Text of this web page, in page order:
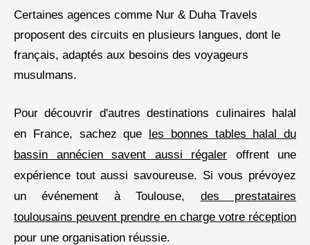
Certaines agences comme Nur & Duha Travels
proposent des circuits en plusieurs langues, dont le
français, adaptés aux besoins des voyageurs
musulmans.
Pour découvrir d'autres destinations culinaires halal
en France, sachez que les bonnes tables halal du
bassin annécien savent aussi régaler offrent une
expérience tout aussi savoureuse. Si vous prévoyez
un événement à Toulouse, des prestataires
toulousains peuvent prendre en charge votre réception
pour une organisation réussie.